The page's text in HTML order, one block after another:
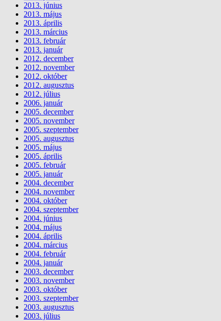
2013. június
2013. május
2013. április
2013. március
2013. február
2013. január
2012. december
2012. november
2012. október
2012. augusztus
2012. július
2006. január
2005. december
2005. november
2005. szeptember
2005. augusztus
2005. május
2005. április
2005. február
2005. január
2004. december
2004. november
2004. október
2004. szeptember
2004. június
2004. május
2004. április
2004. március
2004. február
2004. január
2003. december
2003. november
2003. október
2003. szeptember
2003. augusztus
2003. július